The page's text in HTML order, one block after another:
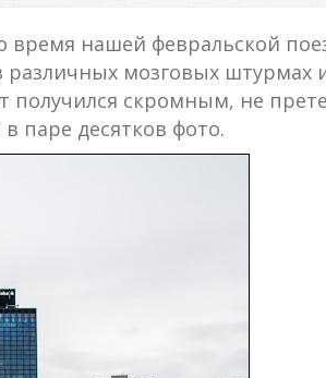
нашей февральской
мозговых штурмах
скромным, не
паре десятков фото.